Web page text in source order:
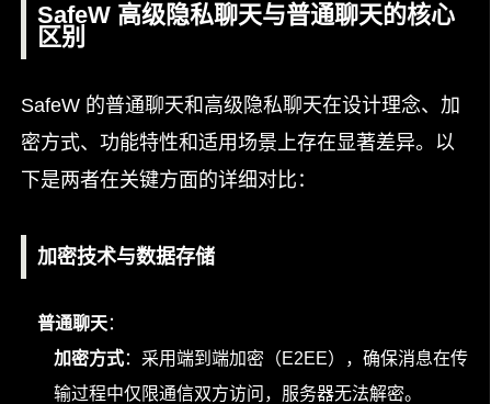
SafeW 高级隐私聊天与普通聊天的核心
区别
SafeW 的普通聊天和高级隐私聊天在设计理念、加
密方式、功能特性和适用场景上存在显著差异。以
下是两者在关键方面的详细对比：
加密技术与数据存储
普通聊天：
加密方式：采用端到端加密（E2EE），确保消息在传
输过程中仅限通信双方访问，服务器无法解密。